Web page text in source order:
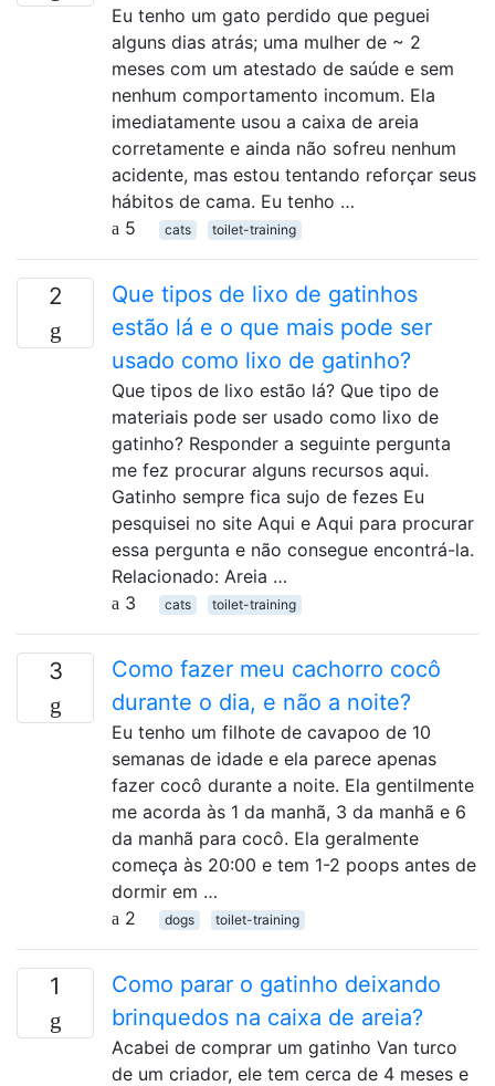
Eu tenho um gato perdido que peguei
alguns dias atrás; uma mulher de ~ 2
meses com um atestado de saúde e sem
nenhum comportamento incomum. Ela
imediatamente usou a caixa de areia
corretamente e ainda não sofreu nenhum
acidente, mas estou tentando reforçar seus
hábitos de cama. Eu tenho …
5
cats toilet-training
2
Que tipos de lixo de gatinhos
estão lá e o que mais pode ser
usado como lixo de gatinho?
Que tipos de lixo estão lá? Que tipo de
materiais pode ser usado como lixo de
gatinho? Responder a seguinte pergunta
me fez procurar alguns recursos aqui.
Gatinho sempre fica sujo de fezes Eu
pesquisei no site Aqui e Aqui para procurar
essa pergunta e não consegue encontrá-la.
Relacionado: Areia …
3
cats toilet-training
3
Como fazer meu cachorro cocô
durante o dia, e não a noite?
Eu tenho um filhote de cavapoo de 10
semanas de idade e ela parece apenas
fazer cocô durante a noite. Ela gentilmente
me acorda às 1 da manhã, 3 da manhã e 6
da manhã para cocô. Ela geralmente
começa às 20:00 e tem 1-2 poops antes de
dormir em …
2
dogs toilet-training
1
Como parar o gatinho deixando
brinquedos na caixa de areia?
Acabei de comprar um gatinho Van turco
de um criador, ele tem cerca de 4 meses e